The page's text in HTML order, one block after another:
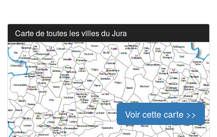
Carte de toutes les villes du Jura
Voir cette carte >>